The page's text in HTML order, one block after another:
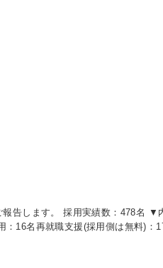
報告します。 採用実績数：478名 ▼
：16名再就職支援(採用側は無料)：